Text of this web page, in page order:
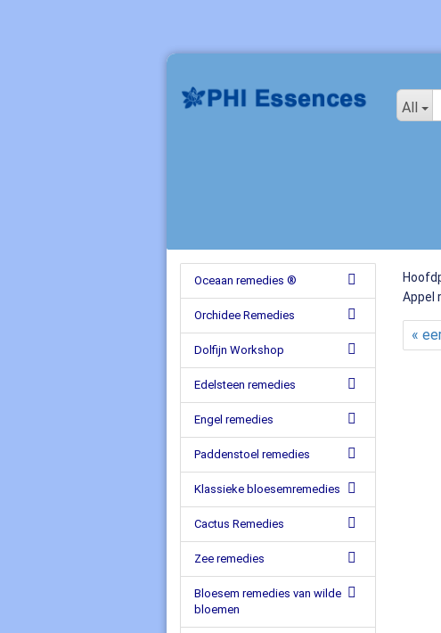
All
Appel
«
Oceaan remedies ®
Orchidee Remedies
Dolfijn Workshop
Edelsteen remedies
Engel remedies
Paddenstoel remedies
Klassieke bloesemremedies
Cactus Remedies
Zee remedies
Bloesem remedies van wilde
bloemen